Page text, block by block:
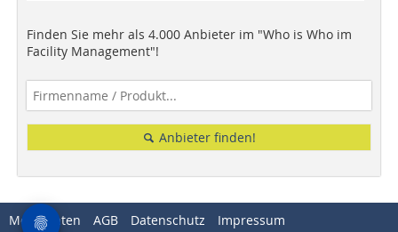
Finden Sie mehr als 4.000 Anbieter im "Who is Who im
Facility Management"!
Anbieter finden!
Mediadaten AGB Datenschutz Impressum